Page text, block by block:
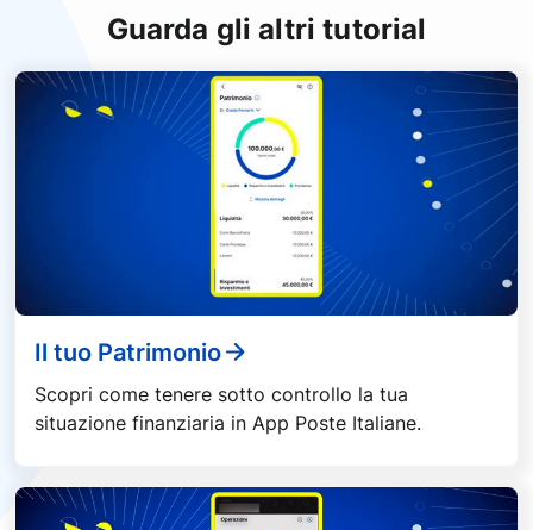
Guarda gli altri tutorial
Il tuo Patrimonio
Scopri come tenere sotto controllo la tua
situazione finanziaria in App Poste Italiane.